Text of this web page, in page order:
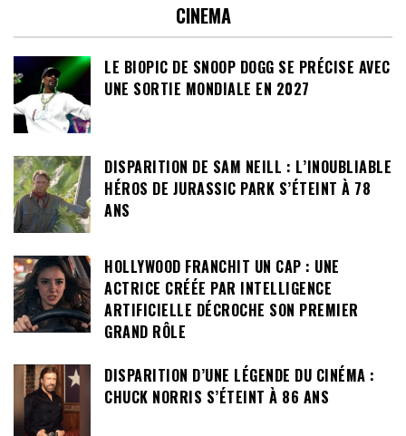
CINEMA
LE BIOPIC DE SNOOP DOGG SE PRÉCISE AVEC
UNE SORTIE MONDIALE EN 2027
DISPARITION DE SAM NEILL : L’INOUBLIABLE
HÉROS DE JURASSIC PARK S’ÉTEINT À 78
ANS
HOLLYWOOD FRANCHIT UN CAP : UNE
ACTRICE CRÉÉE PAR INTELLIGENCE
ARTIFICIELLE DÉCROCHE SON PREMIER
GRAND RÔLE
DISPARITION D’UNE LÉGENDE DU CINÉMA :
CHUCK NORRIS S’ÉTEINT À 86 ANS